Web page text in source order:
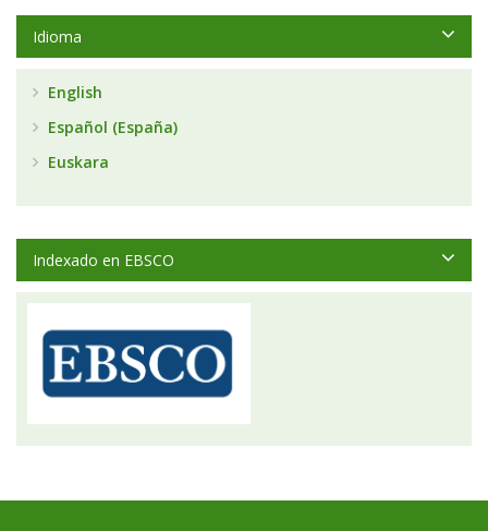
Idioma
English
Español (España)
Euskara
Indexado en EBSCO